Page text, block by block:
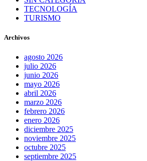
TECNOLOGÍA
TURISMO
Archivos
agosto 2026
julio 2026
junio 2026
mayo 2026
abril 2026
marzo 2026
febrero 2026
enero 2026
diciembre 2025
noviembre 2025
octubre 2025
septiembre 2025